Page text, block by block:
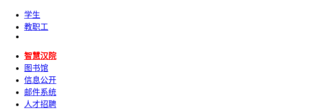
学生
教职工
智慧汉院
图书馆
信息公开
邮件系统
人才招聘